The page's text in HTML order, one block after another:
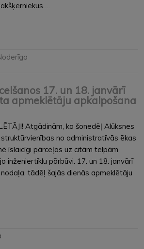
17. un 18. janvārī
apmeklētāju apkalpošana
Atgādinām, ka šonedēļ Alūksnes
no administratīvās ēkas
īslaicīgi pārceļas uz citām telpām
inženiertīklu pārbūvi. 17. un 18. janvārī
tādēļ šajās dienās apmeklētāju